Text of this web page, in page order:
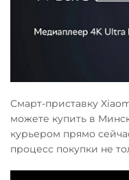
Смарт-приставку
можете купить в
курьером прямо
процесс покупки не